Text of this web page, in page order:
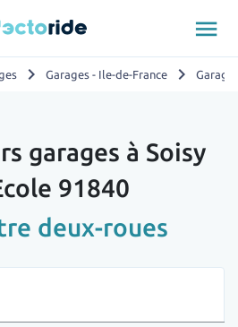
menu
chevron_right Garages - Ile-de-France chevron_right
garages à Soisy
91840
deux-roues